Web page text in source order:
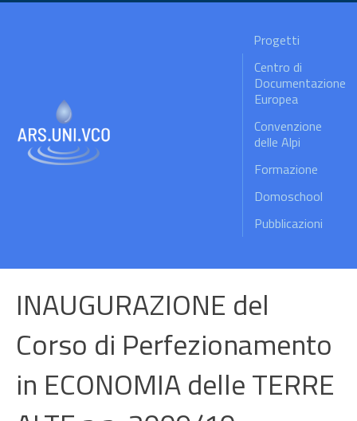
Progetti
Centro di
Documentazione
Europea
Convenzione
delle Alpi
Formazione
Domoschool
Pubblicazioni
INAUGURAZIONE del
Corso di Perfezionamento
in ECONOMIA delle TERRE